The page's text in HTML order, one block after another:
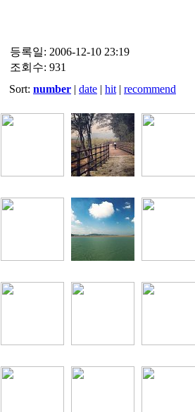
등록일: 2006-12-10 23:19
조회수: 931
Sort: number | date | hit | recommend